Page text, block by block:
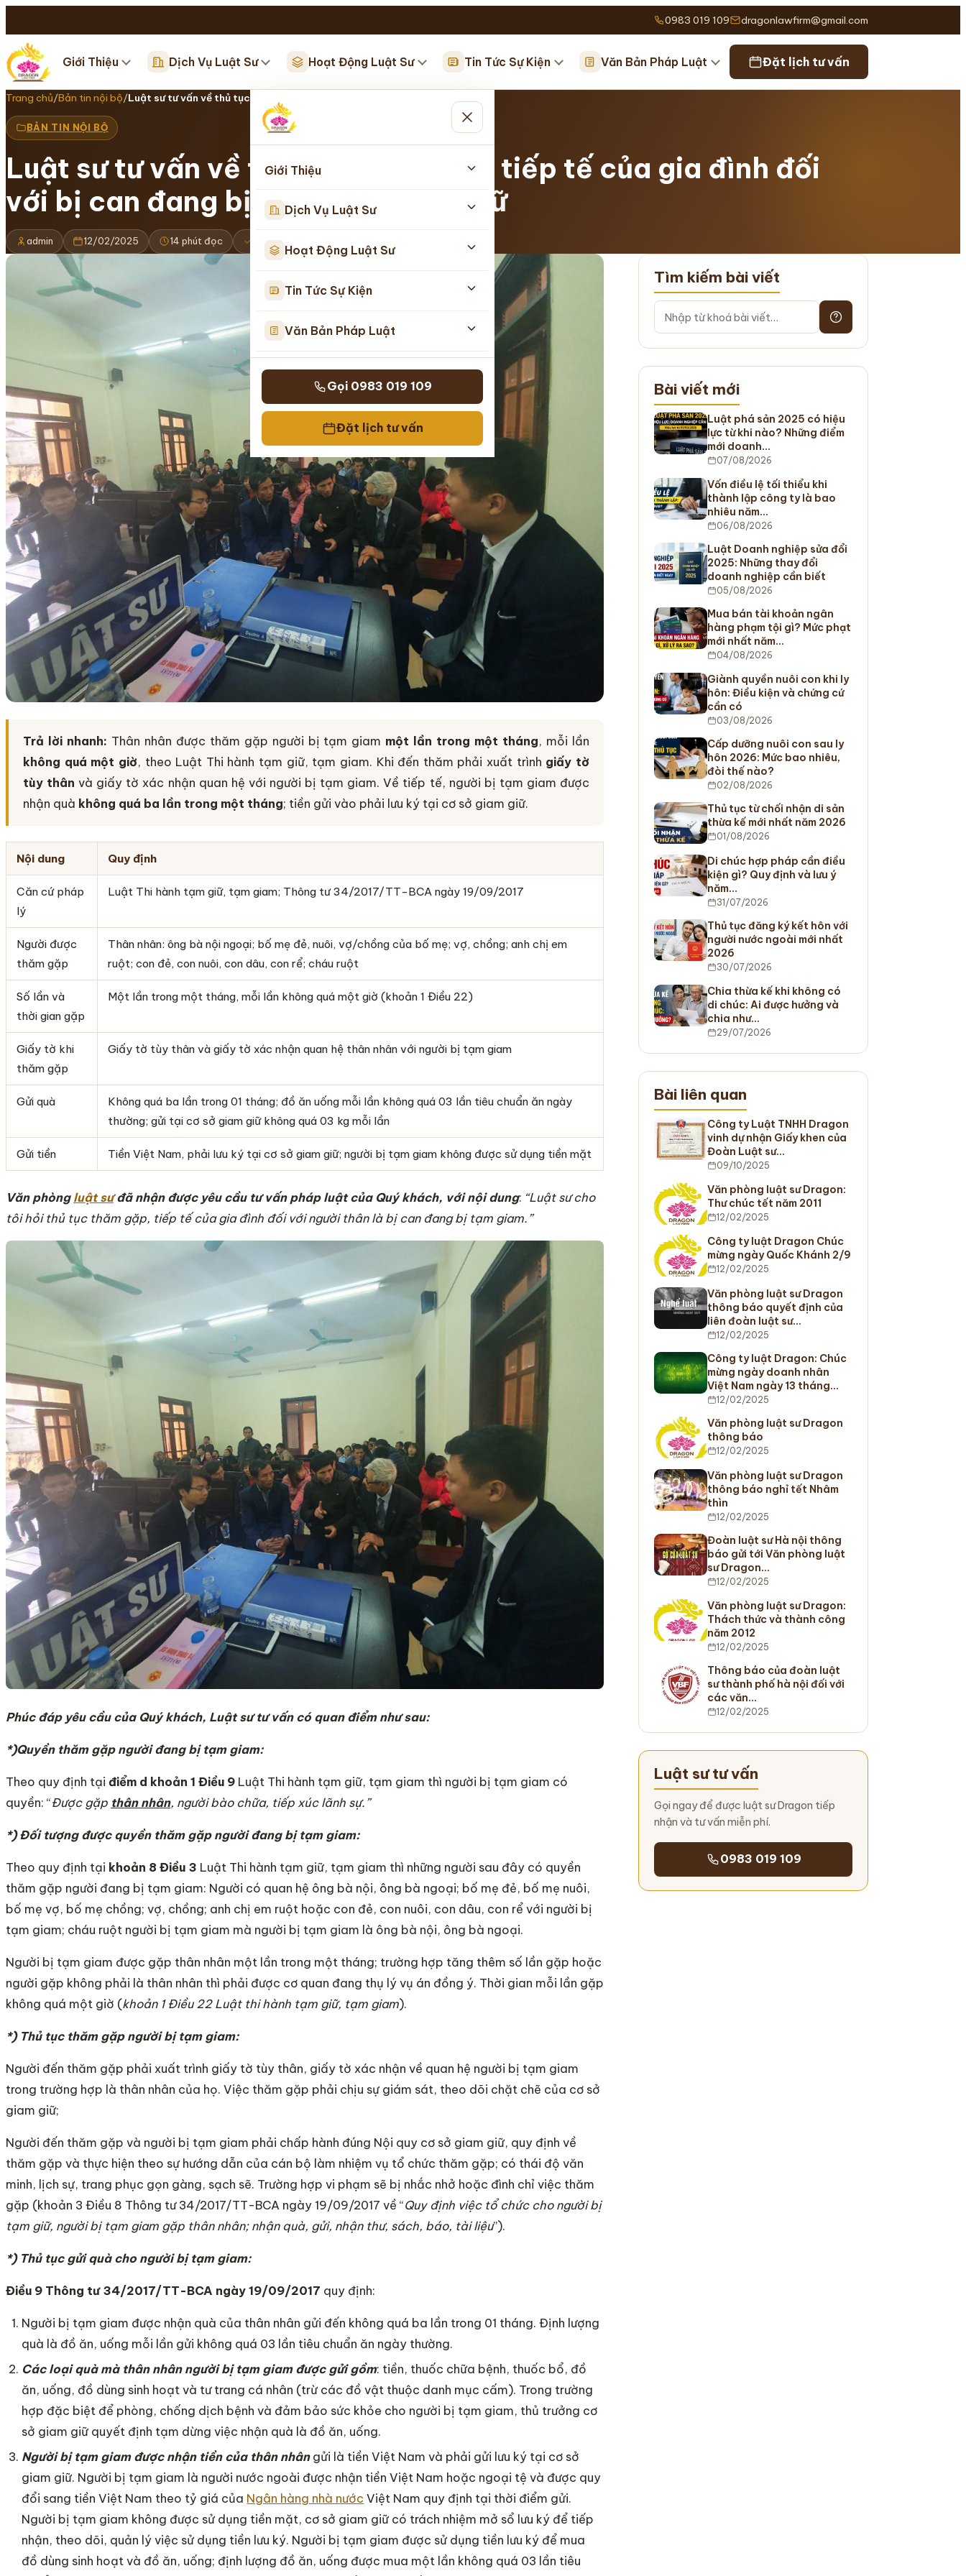
0983 019 109 dragonlawfirm@gmail.com
Giới Thiệu Dịch Vụ Luật Sư Hoạt Động Luật Sư Tin Tức Sự Kiện Văn Bản Pháp Luật Đặt lịch tư vấn
Giới Thiệu
Dịch Vụ Luật Sư
Hoạt Động Luật Sư
Tin Tức Sự Kiện
Văn Bản Pháp Luật
Gọi 0983 019 109
Đặt lịch tư vấn
Trang chủ/Bản tin nội bộ/Luật sư tư vấn về thủ tục thăm gặp,…
BẢN TIN NỘI BỘ
Luật sư tư vấn về thủ tục thăm gặp, tiếp tế của gia đình đối
với bị can đang bị tạm giam, tạm giữ
admin 12/02/2025 14 phút đọc Cập nhật 22/07/2026
Trả lời nhanh: Thân nhân được thăm gặp người bị tạm giam một lần trong một tháng, mỗi lần
không quá một giờ, theo Luật Thi hành tạm giữ, tạm giam. Khi đến thăm phải xuất trình giấy tờ
tùy thân và giấy tờ xác nhận quan hệ với người bị tạm giam. Về tiếp tế, người bị tạm giam được
nhận quà không quá ba lần trong một tháng; tiền gửi vào phải lưu ký tại cơ sở giam giữ.
Nội dung Quy định
Căn cứ pháp
lý
Luật Thi hành tạm giữ, tạm giam; Thông tư 34/2017/TT-BCA ngày 19/09/2017
Người được
thăm gặp
Thân nhân: ông bà nội ngoại; bố mẹ đẻ, nuôi, vợ/chồng của bố mẹ; vợ, chồng; anh chị em
ruột; con đẻ, con nuôi, con dâu, con rể; cháu ruột
Số lần và
thời gian gặp
Một lần trong một tháng, mỗi lần không quá một giờ (khoản 1 Điều 22)
Giấy tờ khi
thăm gặp
Giấy tờ tùy thân và giấy tờ xác nhận quan hệ thân nhân với người bị tạm giam
Gửi quà
Không quá ba lần trong 01 tháng; đồ ăn uống mỗi lần không quá 03 lần tiêu chuẩn ăn ngày
thường; gửi tại cơ sở giam giữ không quá 03 kg mỗi lần
Gửi tiền Tiền Việt Nam, phải lưu ký tại cơ sở giam giữ; người bị tạm giam không được sử dụng tiền mặt
Văn phòng luật sưđã nhận được yêu cầu tư vấn pháp luật của Quý khách, với nội dung: “Luật sư cho
tôi hỏi thủ tục thăm gặp, tiếp tế của gia đình đối với người thân là bị can đang bị tạm giam.”
Phúc đáp yêu cầu của Quý khách, Luật sư tư vấn có quan điểm như sau:
*)Quyền thăm gặp người đang bị tạm giam:
Theo quy định tại điểm d khoản 1 Điều 9 Luật Thi hành tạm giữ, tạm giam thì người bị tạm giam có
quyền: “Được gặp thân nhân, người bào chữa, tiếp xúc lãnh sự.”
*) Đối tượng được quyền thăm gặp người đang bị tạm giam:
Theo quy định tại khoản 8 Điều 3 Luật Thi hành tạm giữ, tạm giam thì những người sau đây có quyền
thăm gặp người đang bị tạm giam: Người có quan hệ ông bà nội, ông bà ngoại; bố mẹ đẻ, bố mẹ nuôi,
bố mẹ vợ, bố mẹ chồng; vợ, chồng; anh chị em ruột hoặc con đẻ, con nuôi, con dâu, con rể với người bị
tạm giam; cháu ruột người bị tạm giam mà người bị tạm giam là ông bà nội, ông bà ngoại.
Người bị tạm giam được gặp thân nhân một lần trong một tháng; trường hợp tăng thêm số lần gặp hoặc
người gặp không phải là thân nhân thì phải được cơ quan đang thụ lý vụ án đồng ý. Thời gian mỗi lần gặp
không quá một giờ (khoản 1 Điều 22 Luật thi hành tạm giữ, tạm giam).
*) Thủ tục thăm gặp người bị tạm giam:
Người đến thăm gặp phải xuất trình giấy tờ tùy thân, giấy tờ xác nhận về quan hệ người bị tạm giam
trong trường hợp là thân nhân của họ. Việc thăm gặp phải chịu sự giám sát, theo dõi chặt chẽ của cơ sở
giam giữ;
Người đến thăm gặp và người bị tạm giam phải chấp hành đúng Nội quy cơ sở giam giữ, quy định về
thăm gặp và thực hiện theo sự hướng dẫn của cán bộ làm nhiệm vụ tổ chức thăm gặp; có thái độ văn
minh, lịch sự, trang phục gọn gàng, sạch sẽ. Trường hợp vi phạm sẽ bị nhắc nhở hoặc đình chỉ việc thăm
gặp (khoản 3 Điều 8 Thông tư 34/2017/TT-BCA ngày 19/09/2017 về “Quy định việc tổ chức cho người bị
tạm giữ, người bị tạm giam gặp thân nhân; nhận quà, gửi, nhận thư, sách, báo, tài liệu”).
*) Thủ tục gửi quà cho người bị tạm giam:
Điều 9 Thông tư 34/2017/TT-BCA ngày 19/09/2017 quy định:
Người bị tạm giam được nhận quà của thân nhân gửi đến không quá ba lần trong 01 tháng. Định lượng
quà là đồ ăn, uống mỗi lần gửi không quá 03 lần tiêu chuẩn ăn ngày thường.
Các loại quà mà thân nhân người bị tạm giam được gửi gồm: tiền, thuốc chữa bệnh, thuốc bổ, đồ
ăn, uống, đồ dùng sinh hoạt và tư trang cá nhân (trừ các đồ vật thuộc danh mục cấm). Trong trường
hợp đặc biệt để phòng, chống dịch bệnh và đảm bảo sức khỏe cho người bị tạm giam, thủ trưởng cơ
sở giam giữ quyết định tạm dừng việc nhận quà là đồ ăn, uống.
Người bị tạm giam được nhận tiền của thân nhângửi là tiền Việt Nam và phải gửi lưu ký tại cơ sở
giam giữ. Người bị tạm giam là người nước ngoài được nhận tiền Việt Nam hoặc ngoại tệ và được quy
đổi sang tiền Việt Nam theo tỷ giá của Ngân hàng nhà nước Việt Nam quy định tại thời điểm gửi.
Người bị tạm giam không được sử dụng tiền mặt, cơ sở giam giữ có trách nhiệm mở sổ lưu ký để tiếp
nhận, theo dõi, quản lý việc sử dụng tiền lưu ký. Người bị tạm giam được sử dụng tiền lưu ký để mua
đồ dùng sinh hoạt và đồ ăn, uống; định lượng đồ ăn, uống được mua một lần không quá 03 lần tiêu
Tìm kiếm bài viết
Bài viết mới
Luật phá sản 2025 có hiệu
lực từ khi nào? Những điểm
mới doanh…
07/08/2026
Vốn điều lệ tối thiểu khi
thành lập công ty là bao
nhiêu năm…
06/08/2026
Luật Doanh nghiệp sửa đổi
2025: Những thay đổi
doanh nghiệp cần biết
05/08/2026
Mua bán tài khoản ngân
hàng phạm tội gì? Mức phạt
mới nhất năm…
04/08/2026
Giành quyền nuôi con khi ly
hôn: Điều kiện và chứng cứ
cần có
03/08/2026
Cấp dưỡng nuôi con sau ly
hôn 2026: Mức bao nhiêu,
đòi thế nào?
02/08/2026
Thủ tục từ chối nhận di sản
thừa kế mới nhất năm 2026
01/08/2026
Di chúc hợp pháp cần điều
kiện gì? Quy định và lưu ý
năm…
31/07/2026
Thủ tục đăng ký kết hôn với
người nước ngoài mới nhất
2026
30/07/2026
Chia thừa kế khi không có
di chúc: Ai được hưởng và
chia như…
29/07/2026
Bài liên quan
Công ty Luật TNHH Dragon
vinh dự nhận Giấy khen của
Đoàn Luật sư…
09/10/2025
Văn phòng luật sư Dragon:
Thư chúc tết năm 2011
12/02/2025
Công ty luật Dragon Chúc
mừng ngày Quốc Khánh 2/9
12/02/2025
Văn phòng luật sư Dragon
thông báo quyết định của
liên đoàn luật sư…
12/02/2025
Công ty luật Dragon: Chúc
mừng ngày doanh nhân
Việt Nam ngày 13 tháng…
12/02/2025
Văn phòng luật sư Dragon
thông báo
12/02/2025
Văn phòng luật sư Dragon
thông báo nghỉ tết Nhâm
thìn
12/02/2025
Đoàn luật sư Hà nội thông
báo gửi tới Văn phòng luật
sư Dragon…
12/02/2025
Văn phòng luật sư Dragon:
Thách thức và thành công
năm 2012
12/02/2025
Thông báo của đoàn luật
sư thành phố hà nội đối với
các văn…
12/02/2025
Luật sư tư vấn
Gọi ngay để được luật sư Dragon tiếp
nhận và tư vấn miễn phí.
0983 019 109